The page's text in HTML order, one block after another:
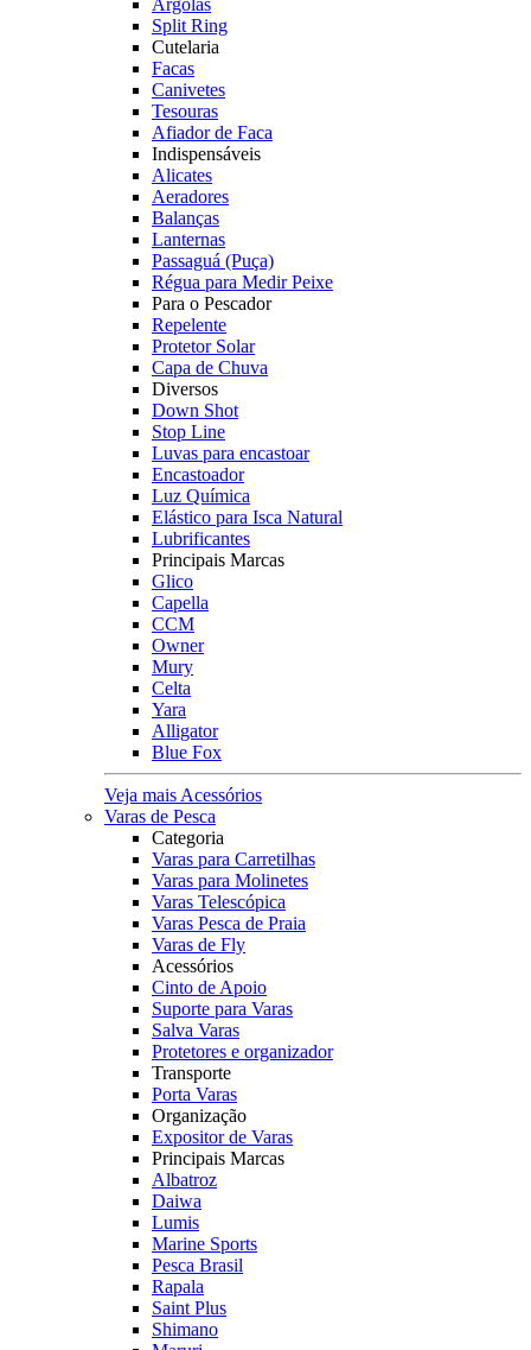
Argolas
Split Ring
Cutelaria
Facas
Canivetes
Tesouras
Afiador de Faca
Indispensáveis
Alicates
Aeradores
Balanças
Lanternas
Passaguá (Puça)
Régua para Medir Peixe
Para o Pescador
Repelente
Protetor Solar
Capa de Chuva
Diversos
Down Shot
Stop Line
Luvas para encastoar
Encastoador
Luz Química
Elástico para Isca Natural
Lubrificantes
Principais Marcas
Glico
Capella
CCM
Owner
Mury
Celta
Yara
Alligator
Blue Fox
Veja mais Acessórios
Varas de Pesca
Categoria
Varas para Carretilhas
Varas para Molinetes
Varas Telescópica
Varas Pesca de Praia
Varas de Fly
Acessórios
Cinto de Apoio
Suporte para Varas
Salva Varas
Protetores e organizador
Transporte
Porta Varas
Organização
Expositor de Varas
Principais Marcas
Albatroz
Daiwa
Lumis
Marine Sports
Pesca Brasil
Rapala
Saint Plus
Shimano